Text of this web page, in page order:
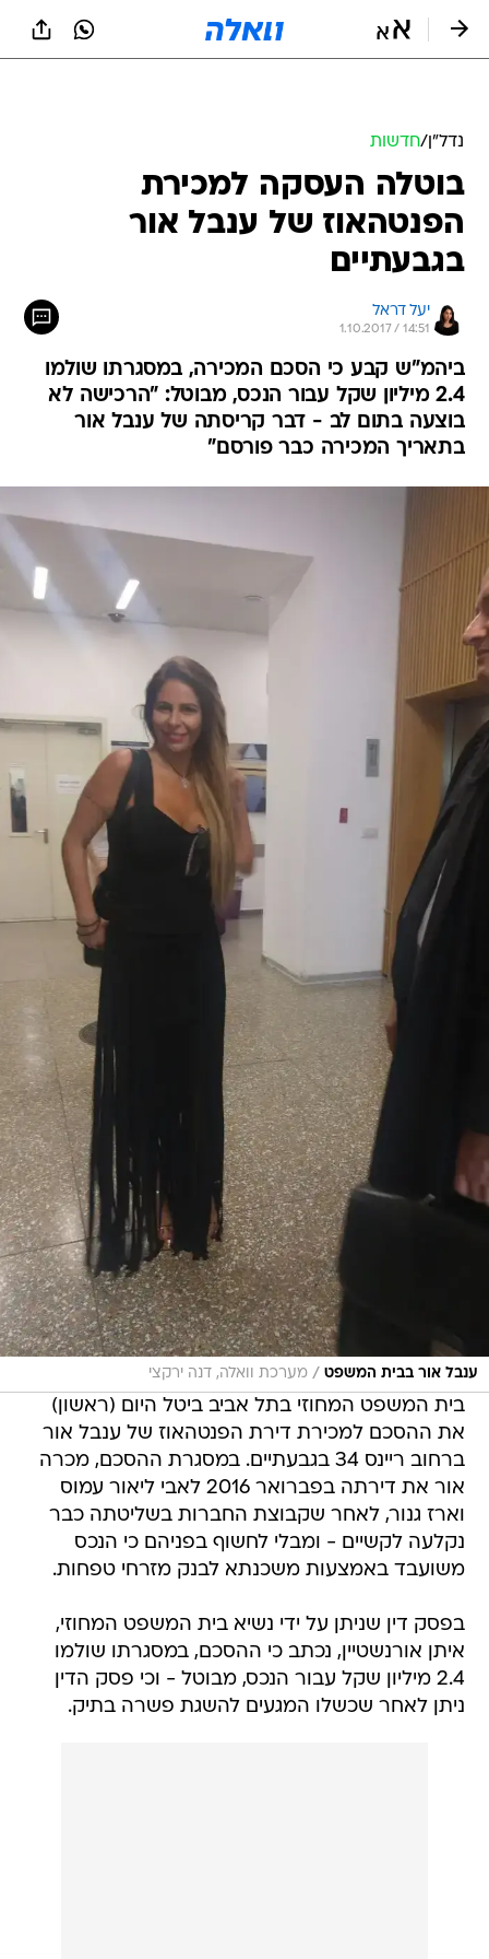
נדל״ן/חדשות
בוטלה העסקה למכירת
הפנטהאוז של ענבל אור
בגבעתיים
יעל דראל
1.10.2017 / 14:51
ביהמ"ש קבע כי הסכם המכירה, במסגרתו שולמו
2.4 מיליון שקל עבור הנכס, מבוטל: "הרכישה לא
בוצעה בתום לב - דבר קריסתה של ענבל אור
בתאריך המכירה כבר פורסם"
ענבל אור בבית המשפט / מערכת וואלה, דנה ירקצי
בית המשפט המחוזי בתל אביב ביטל היום (ראשון)
את ההסכם למכירת דירת הפנטהאוז של ענבל אור
ברחוב ריינס 34 בגבעתיים. במסגרת ההסכם, מכרה
אור את דירתה בפברואר 2016 לאבי ליאור עמוס
וארז גנור, לאחר שקבוצת החברות בשליטתה כבר
נקלעה לקשיים - ומבלי לחשוף בפניהם כי הנכס
משועבד באמצעות משכנתא לבנק מזרחי טפחות.
בפסק דין שניתן על ידי נשיא בית המשפט המחוזי,
איתן אורנשטיין, נכתב כי ההסכם, במסגרתו שולמו
2.4 מיליון שקל עבור הנכס, מבוטל - וכי פסק הדין
ניתן לאחר שכשלו המגעים להשגת פשרה בתיק.